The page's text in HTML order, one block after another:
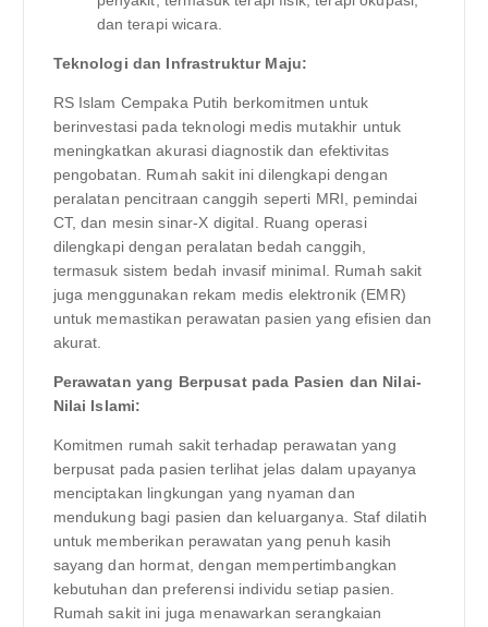
dan terapi wicara.
Teknologi dan Infrastruktur Maju:
RS Islam Cempaka Putih berkomitmen untuk
berinvestasi pada teknologi medis mutakhir untuk
meningkatkan akurasi diagnostik dan efektivitas
pengobatan. Rumah sakit ini dilengkapi dengan
peralatan pencitraan canggih seperti MRI, pemindai
CT, dan mesin sinar-X digital. Ruang operasi
dilengkapi dengan peralatan bedah canggih,
termasuk sistem bedah invasif minimal. Rumah sakit
juga menggunakan rekam medis elektronik (EMR)
untuk memastikan perawatan pasien yang efisien dan
akurat.
Perawatan yang Berpusat pada Pasien dan Nilai-
Nilai Islami:
Komitmen rumah sakit terhadap perawatan yang
berpusat pada pasien terlihat jelas dalam upayanya
menciptakan lingkungan yang nyaman dan
mendukung bagi pasien dan keluarganya. Staf dilatih
untuk memberikan perawatan yang penuh kasih
sayang dan hormat, dengan mempertimbangkan
kebutuhan dan preferensi individu setiap pasien.
Rumah sakit ini juga menawarkan serangkaian